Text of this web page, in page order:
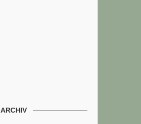
ARCHIV